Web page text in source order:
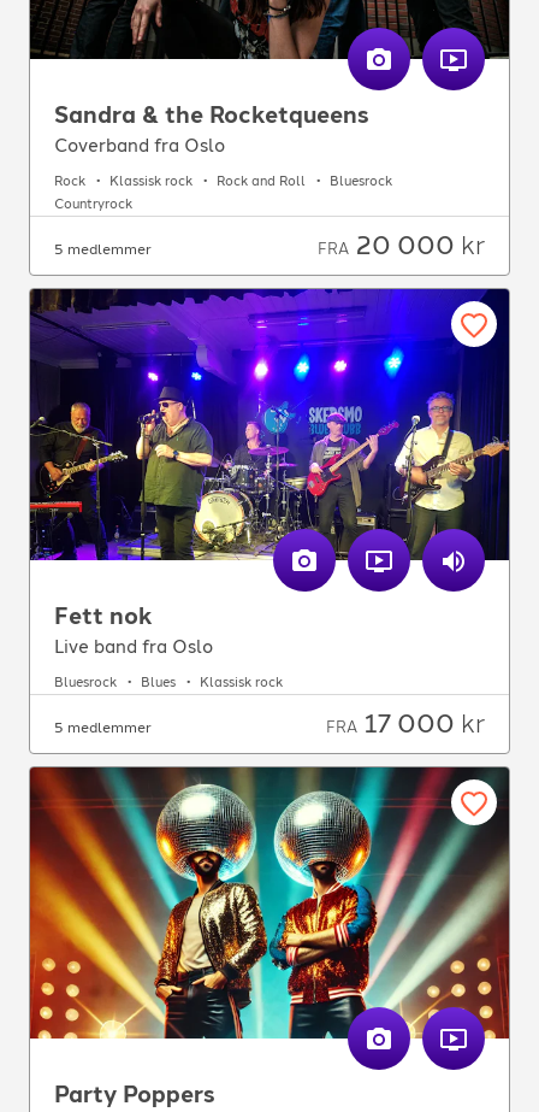
Sandra & the Rocketqueens
Coverband fra Oslo
Rock Klassisk rock Rock and Roll
Bluesrock
Countryrock
5 medlemmer FRA 20 000 kr
Fett nok
Live band fra Oslo
Bluesrock Blues Klassisk rock
5 medlemmer FRA 17 000 kr
Party Poppers